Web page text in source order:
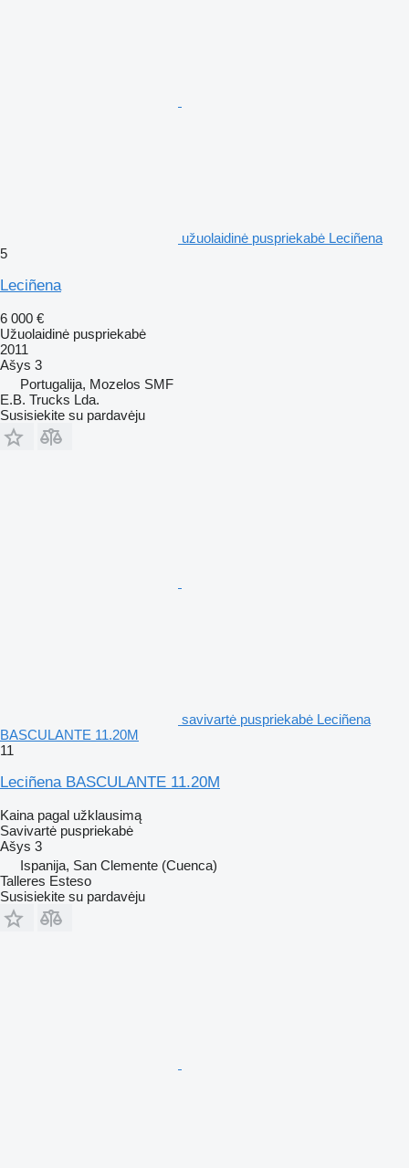
užuolaidinė puspriekabė Leciñena
5
Leciñena
6 000 €
Užuolaidinė puspriekabė
2011
Ašys 3
Portugalija, Mozelos SMF
E.B. Trucks Lda.
Susisiekite su pardavėju
savivartė puspriekabė Leciñena
BASCULANTE 11.20M
11
Leciñena BASCULANTE 11.20M
Kaina pagal užklausimą
Savivartė puspriekabė
Ašys 3
Ispanija, San Clemente (Cuenca)
Talleres Esteso
Susisiekite su pardavėju